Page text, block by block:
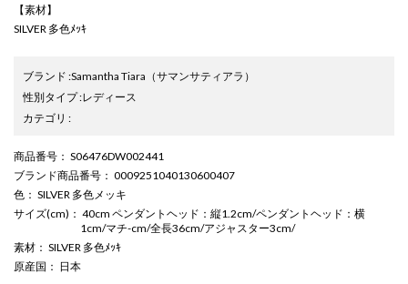
【素材】
SILVER 多色ﾒｯｷ
ブランド :Samantha Tiara （サマンサティアラ）
性別タイプ:レディース
カテゴリ :
商品番号 ： S06476DW002441
ブランド商品番号 ： 0009251040130600407
色 ： SILVER 多色メッキ
サイズ(cm) ： 40cm ペンダントヘッド：縦1.2cm/ペンダントヘッド：横
1cm/マチ-cm/全長36cm/アジャスター3cm/
素材 ： SILVER 多色ﾒｯｷ
原産国 ： 日本